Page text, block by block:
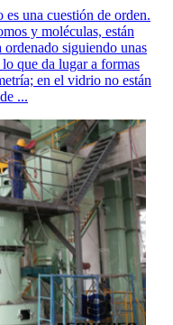
una cuestión de orden.
y moléculas, están
ordenado siguiendo unas
que da lugar a formas
en el vidrio no están
...